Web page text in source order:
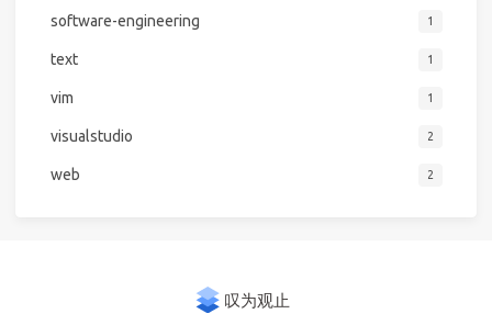
software-engineering 1
text 1
vim 1
visualstudio 2
web 2